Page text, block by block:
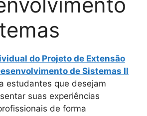
do Projeto de Extensão
de Sistemas II
estudantes que desejam
suas experiências
de forma